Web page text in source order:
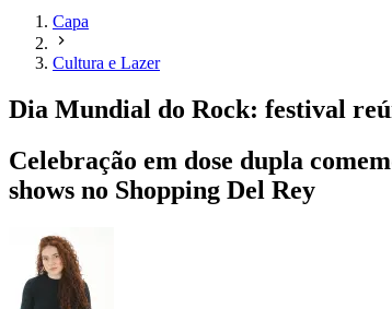
Capa
Cultura e Lazer
Dia Mundial do Rock: festival
Celebração em dose dupla
shows no Shopping Del Rey